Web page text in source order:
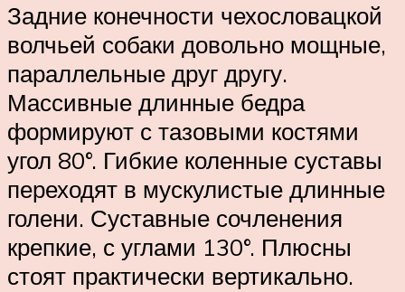
Задние конечности чехословацкой
волчьей собаки довольно мощные,
параллельные друг другу.
Массивные длинные бедра
формируют с тазовыми костями
угол 80°. Гибкие коленные суставы
переходят в мускулистые длинные
голени. Суставные сочленения
крепкие, с углами 130°. Плюсны
стоят практически вертикально.